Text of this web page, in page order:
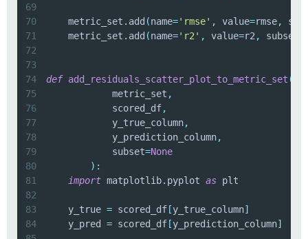
69
70
    metric_set
. add (name='rmse' , value=rmse,
71
    metric_set
. add (name='r2' , value=r2 , subset
72
73
74
def add_residuals_scatter_plot_to_metric_set (
75
            metric_set
,
76
            scored_df
,
77
            y_true_column
,
78
            y_prediction_column
,
79
            subset
=None
80
) :
81
import matplotlib. pyplot as
82
83
    y_true
= scored_df [y_true_column]
84
    y_pred
= scored_df [y_prediction_column]